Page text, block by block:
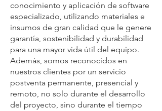
conocimiento y aplicación de software
especializado, utilizando materiales e
insumos de gran calidad que le genere
garantía, sostenibilidad y durabilidad
para una mayor vida útil del equipo.
Además, somos reconocidos en
nuestros clientes por un servicio
postventa permanente, presencial y
remoto, no solo durante el desarrollo
del proyecto, sino durante el tiempo